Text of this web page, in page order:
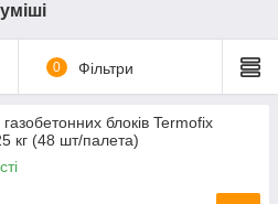
0 Фільтри
блоків Termofix
кг (48 шт/палета)